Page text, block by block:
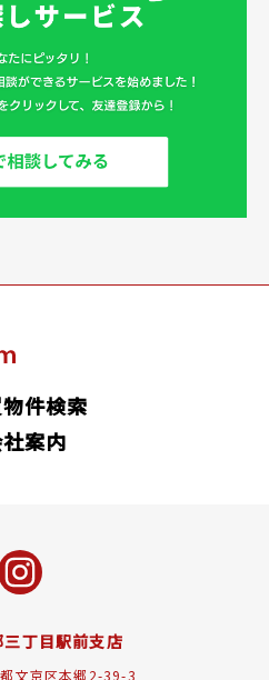
件検索
案内
三丁目駅前支店
文京区本郷2-39-3